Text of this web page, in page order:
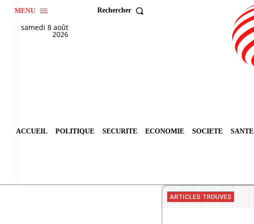
MENU Rechercher
samedi 8 août
2026
ACCUEIL POLITIQUE SECURITE ECONOMIE SOCIETE SANTE
ARTICLES TROUVES